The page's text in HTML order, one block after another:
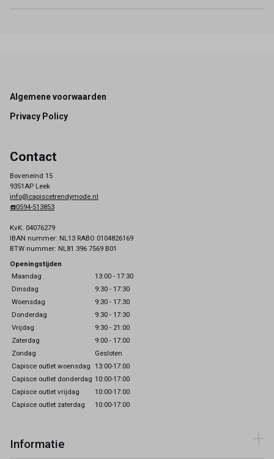
Footer
Algemene voorwaarden
Privacy Policy
Contact
Boveneind 15
9351AP Leek
info@capiscetrendymode.nl
☎️0594-513853
KvK: 04076279
IBAN nummer: NL13 RABO 0104826169
BTW nummer: NL81 396 7569 B01
Openingstijden
Maandag
13:00 - 17:30
Dinsdag
9:30 - 17:30
Woensdag
9:30 - 17:30
Donderdag
9:30 - 17:30
Vrijdag
9:30 - 21:00
Zaterdag
9:00 - 17:00
Zondag
Gesloten
Capisce outlet woensdag 13:00-17:00
Capisce outlet donderdag 10:00-17:00
Capisce outlet vrijdag
10:00-17:00
Capisce outlet zaterdag
10:00-17:00
Informatie